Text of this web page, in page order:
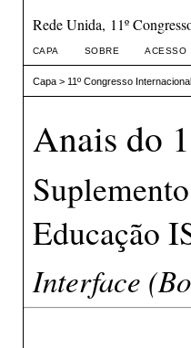
Rede Unida, 11º
CAPA SOBRE ACESSO
Capa> 11º Congresso
Anais do
Educação
Interface